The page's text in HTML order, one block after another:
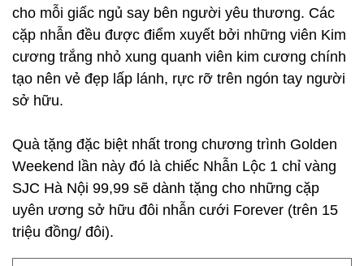
cho mỗi giấc ngủ say bên người yêu thương. Các
cặp nhẫn đều được điểm xuyết bởi những viên Kim
cương trắng nhỏ xung quanh viên kim cương chính
tạo nên vẻ đẹp lấp lánh, rực rỡ trên ngón tay người
sở hữu.
Quà tặng đặc biệt nhất trong chương trình Golden
Weekend lần này đó là chiếc Nhẫn Lộc 1 chỉ vàng
SJC Hà Nội 99,99 sẽ dành tặng cho những cặp
uyên ương sở hữu đôi nhẫn cưới Forever (trên 15
triệu đồng/ đôi).